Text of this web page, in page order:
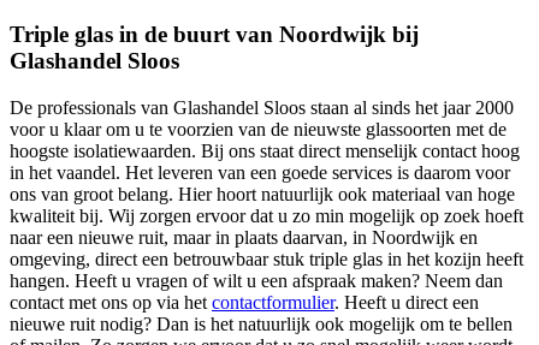
Triple glas in de buurt van Noordwijk bij
Glashandel Sloos
De professionals van Glashandel Sloos staan al sinds het jaar 2000
voor u klaar om u te voorzien van de nieuwste glassoorten met de
hoogste isolatiewaarden. Bij ons staat direct menselijk contact hoog
in het vaandel. Het leveren van een goede services is daarom voor
ons van groot belang. Hier hoort natuurlijk ook materiaal van hoge
kwaliteit bij. Wij zorgen ervoor dat u zo min mogelijk op zoek hoeft
naar een nieuwe ruit, maar in plaats daarvan, in Noordwijk en
omgeving, direct een betrouwbaar stuk triple glas in het kozijn heeft
hangen. Heeft u vragen of wilt u een afspraak maken? Neem dan
contact met ons op via het contactformulier. Heeft u direct een
nieuwe ruit nodig? Dan is het natuurlijk ook mogelijk om te bellen